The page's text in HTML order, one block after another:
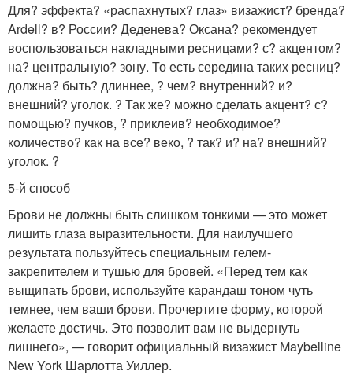
Для? эффекта? «распахнутых? глаз» визажист? бренда?
Ardell? в? России? Деденева? Оксана? рекомендует
воспользоваться накладными ресницами? с? акцентом?
на? центральную? зону. То есть середина таких ресниц?
должна? быть? длиннее, ? чем? внутренний? и?
внешний? уголок. ? Так же? можно сделать акцент? с?
помощью? пучков, ? приклеив? необходимое?
количество? как на все? веко, ? так? и? на? внешний?
уголок. ?
5-й способ
Брови не должны быть слишком тонкими — это может
лишить глаза выразительности. Для наилучшего
результата пользуйтесь специальным гелем-
закрепителем и тушью для бровей. «Перед тем как
выщипать брови, используйте карандаш тоном чуть
темнее, чем ваши брови. Прочертите форму, которой
желаете достичь. Это позволит вам не выдернуть
лишнего», — говорит официальный визажист Maybelline
New York Шарлотта Уиллер.